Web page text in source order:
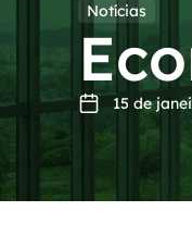
Notícias
15 de